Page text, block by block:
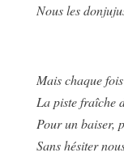
Nous les
Mais chaque
La piste fraîche
Pour un baiser,
Sans hésiter